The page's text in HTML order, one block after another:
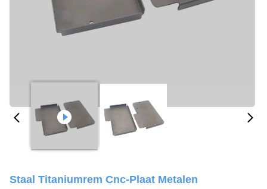
Staal Titaniumrem Cnc-Plaat Metalen